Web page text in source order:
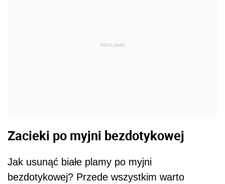
REKLAMA
Zacieki po myjni bezdotykowej
Jak usunąć białe plamy po myjni
bezdotykowej? Przede wszystkim warto